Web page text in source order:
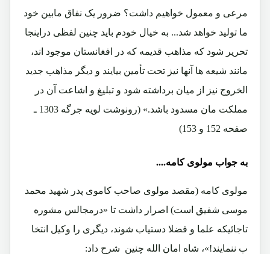
مرعی و معمول خواهیم داشت؟ ضرور یک نفاق مابین خود
ما تولید خواهد شد... به خیال خودم باید چنین لفظی دراینجا
تحریر شود که مذاهب قدیمه که در افغانستان موجود اند،
مانند شیعه ها آنها نیز تحت تأمین بیایند و دیگر مذاهب جدید
الخروج نیز از میان برداشته شود و تبلیغ و اشاعت آن در
مملکت مان مسدود باشد.» (رونوشت لویه جرگه 1303 ـ
صفحه 152 و 153)
به جواب مولوی کامه....
مولوی کامه (مقصد مولوی صاحب کاموی پدر شهید محمد
موسی شفیق است) اصرار داشت تا «درمجالس مشوره
تاجائیکه علما و فضلا دستیاب شوند، دیگری را وکیل انتخا
ب ننمایند!»، شاه امان الله چنین شرح داد: